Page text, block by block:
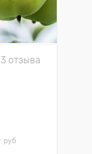
3 отзыва
руб